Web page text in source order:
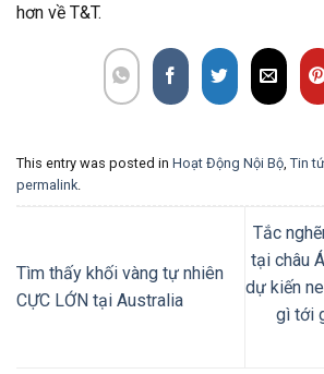
hơn về T&T.
This entry was posted in Hoạt Động Nội Bộ Tin
permalink
Tìm thấy khối vàng tự nhiên
CỰC LỚN tại Australia
Tắc
tại châu
dự kiến
gì tới